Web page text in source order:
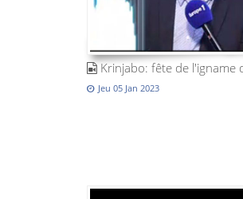
Krinjabo: fête de l'igname
Jeu 05 Jan 2023